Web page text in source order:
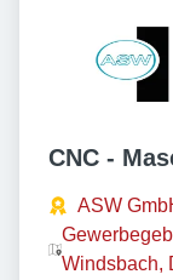
CNC -
ASW
Windsbach,